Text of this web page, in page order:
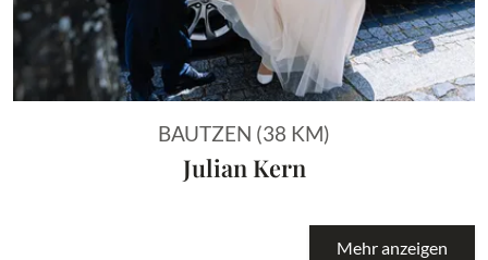
BAUTZEN (38 KM)
Julian Kern
Mehr anzeigen